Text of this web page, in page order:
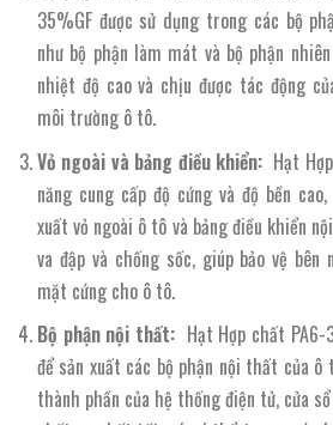
35%GF được sử dụng trong các bộ
như bộ phận làm mát và bộ phận
nhiệt độ cao và chịu được tác động
môi trường ô tô.
Vỏ ngoài và bảng điều khiển: Hạt
năng cung cấp độ cứng và độ bền
xuất vỏ ngoài ô tô và bảng điều khiển
va đập và chống sốc, giúp bảo vệ
mặt cứng cho ô tô.
Bộ phận nội thất: Hạt Hợp chất
để sản xuất các bộ phận nội thất của
thành phần của hệ thống điện tử, cửa